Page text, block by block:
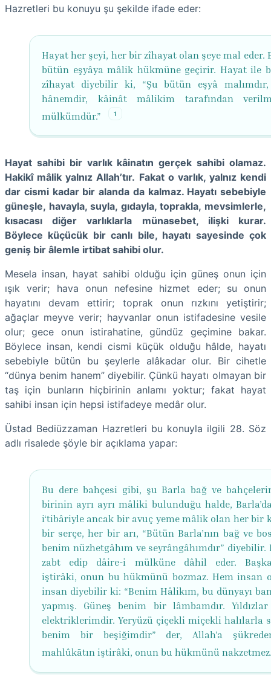
Hazretleri bu konuyu şu şekilde ifade eder:
Hayat her şeyi, her bir zîhayat olan şeye mal eder.
bütün eşyâya mâlik hükmüne geçirir. Hayat ile
zîhayat diyebilir ki, “Şu bütün eşyâ
hânemdir, kâinât mâlikim tarafından
mülkümdür.”
1
Hayat sahibi bir varlık kâinatın gerçek sahibi olamaz.
Hakikî mâlik yalnız Allah’tır. Fakat o varlık, yalnız kendi
dar cismi kadar bir alanda da kalmaz. Hayatı sebebiyle
güneşle, havayla, suyla, gıdayla, toprakla, mevsimlerle,
kısacası diğer varlıklarla münasebet, ilişki kurar.
Böylece küçücük bir canlı bile, hayatı sayesinde çok
geniş bir âlemle irtibat sahibi olur.
Mesela insan, hayat sahibi olduğu için güneş onun için
ışık verir; hava onun nefesine hizmet eder; su onun
hayatını devam ettirir; toprak onun rızkını yetiştirir;
ağaçlar meyve verir; hayvanlar onun istifadesine vesile
olur; gece onun istirahatine, gündüz geçimine bakar.
Böylece insan, kendi cismi küçük olduğu hâlde, hayatı
sebebiyle bütün bu şeylerle alâkadar olur. Bir cihetle
“dünya benim hanem” diyebilir. Çünkü hayatı olmayan bir
taş için bunların hiçbirinin anlamı yoktur; fakat hayat
sahibi insan için hepsi istifadeye medâr olur.
Üstad Bediüzzaman Hazretleri bu konuyla ilgili 28. Söz
adlı risalede şöyle bir açıklama yapar:
Bu dere bahçesi gibi, şu Barla bağ ve
birinin ayrı ayrı mâliki bulunduğu halde, Barla’da
i‘tibâriyle ancak bir avuç yeme mâlik olan her bir
bir serçe, her bir arı, “Bütün Barla’nın bağ ve
benim nüzhetgâhım ve seyrângâhımdır” diyebilir.
zabt edip dâire-i mülküne dâhil eder.
iştirâki, onun bu hükmünü bozmaz. Hem insan
insan diyebilir ki: “Benim Hâlikım, bu dünyayı
yapmış. Güneş benim bir lâmbamdır.
elektriklerimdir. Yeryüzü çiçekli miçekli halılarla
benim bir beşiğimdir” der, Allah’a
mahlûkātın iştirâki, onun bu hükmünü